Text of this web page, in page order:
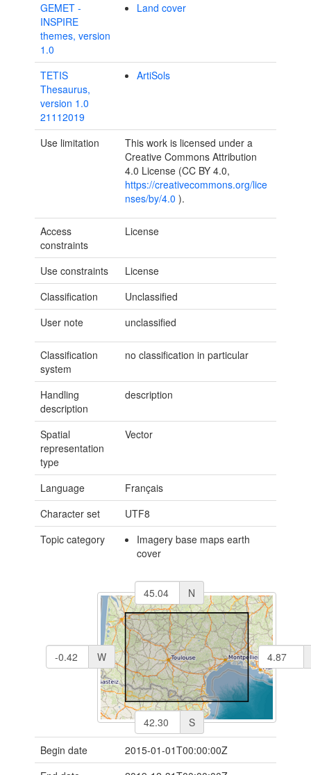
GEMET -
INSPIRE
themes, version
1.0
Land cover
TETIS
Thesaurus,
version 1.0
21112019
ArtiSols
Use limitation
This work is licensed under a
Creative Commons Attribution
4.0 License (CC BY 4.0,
https://creativecommons.org/lice
nses/by/4.0 ).
Access
constraints
License
Use constraints
License
Classification
Unclassified
User note
unclassified
Classification
system
no classification in particular
Handling
description
description
Spatial
representation
type
Vector
Language
Français
Character set
UTF8
Topic category
Imagery base maps earth
cover
N
S
W
Begin date
2015-01-01T00:00:00Z